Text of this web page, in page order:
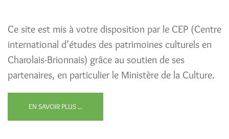
Ce site est mis à votre disposition par le CEP (Centre
international d’études des patrimoines culturels en
Charolais-Brionnais) grâce au soutien de ses
partenaires, en particulier le Ministère de la Culture.
EN SAVOIR PLUS ...